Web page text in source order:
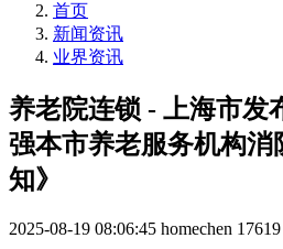
首页
新闻资讯
业界资讯
养老院连锁 - 上海市发
强本市养老服务机构消
知》
2025-08-19 08:06:45 homechen 17619